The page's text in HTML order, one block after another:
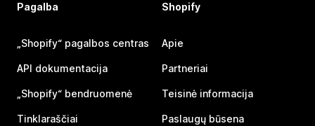
Pagalba
„Shopify“ pagalbos centras
API dokumentacija
„Shopify“ bendruomenė
Tinklaraščiai
Shopify
Apie
Partneriai
Teisinė informacija
Paslaugų būsena